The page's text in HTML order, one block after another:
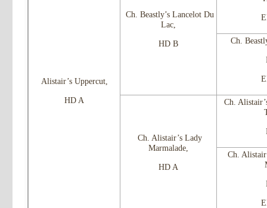
Alistair’s Uppercut,
HD A
Ch. Beastly’s Lancelot Du
Lac,
HD B Ch.
Ch. Alistair’s Lady
Marmalade,
HD A
Ch.
Ch.